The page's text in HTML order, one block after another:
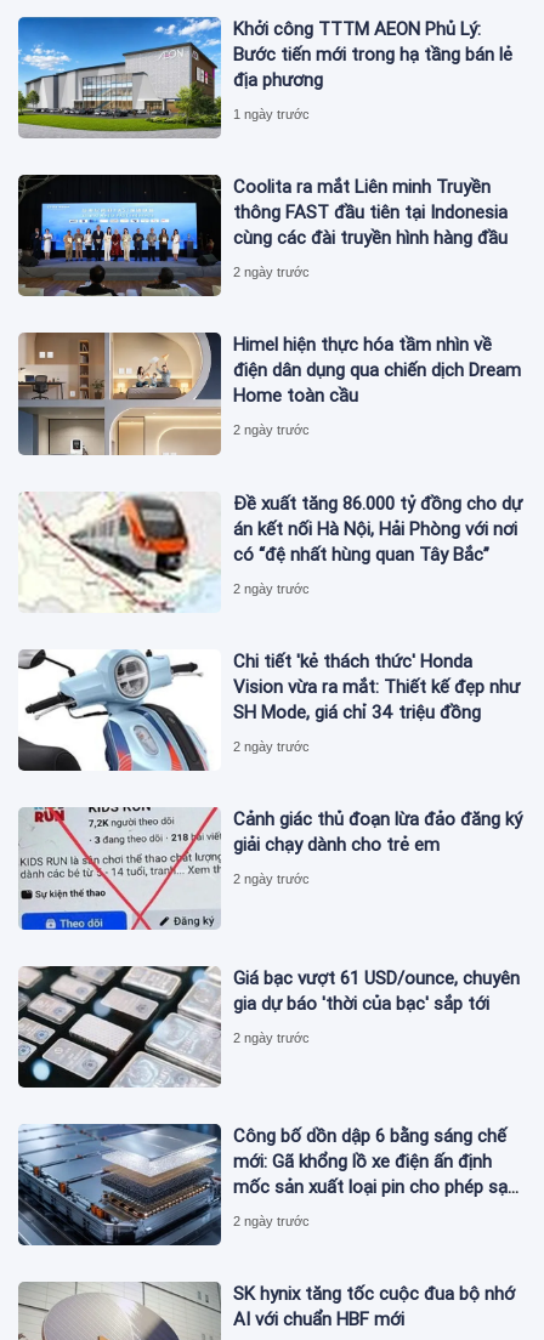
Khởi công TTTM AEON Phủ Lý:
Bước tiến mới trong hạ tầng bán lẻ
địa phương
1 ngày trước
Coolita ra mắt Liên minh Truyền
thông FAST đầu tiên tại Indonesia
cùng các đài truyền hình hàng đầu
2 ngày trước
Himel hiện thực hóa tầm nhìn về
điện dân dụng qua chiến dịch Dream
Home toàn cầu
2 ngày trước
Đề xuất tăng 86.000 tỷ đồng cho dự
án kết nối Hà Nội, Hải Phòng với nơi
có “đệ nhất hùng quan Tây Bắc”
2 ngày trước
Chi tiết 'kẻ thách thức' Honda
Vision vừa ra mắt: Thiết kế đẹp như
SH Mode, giá chỉ 34 triệu đồng
2 ngày trước
Cảnh giác thủ đoạn lừa đảo đăng ký
giải chạy dành cho trẻ em
2 ngày trước
Giá bạc vượt 61 USD/ounce, chuyên
gia dự báo 'thời của bạc' sắp tới
2 ngày trước
Công bố dồn dập 6 bằng sáng chế
mới: Gã khổng lồ xe điện ấn định
mốc sản xuất loại pin cho phép sạc
1 lần đi từ Hà Nội đến TP.HCM
2 ngày trước
SK hynix tăng tốc cuộc đua bộ nhớ
AI với chuẩn HBF mới